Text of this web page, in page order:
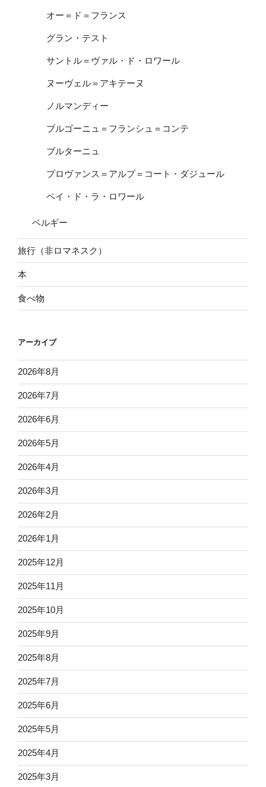
オー＝ド＝フランス
グラン・テスト
サントル＝ヴァル・ド・ロワール
ヌーヴェル＝アキテーヌ
ノルマンディー
ブルゴーニュ＝フランシュ＝コンテ
ブルターニュ
プロヴァンス＝アルプ＝コート・ダジュール
ペイ・ド・ラ・ロワール
ベルギー
旅行（非ロマネスク）
本
食べ物
アーカイブ
2026年8月
2026年7月
2026年6月
2026年5月
2026年4月
2026年3月
2026年2月
2026年1月
2025年12月
2025年11月
2025年10月
2025年9月
2025年8月
2025年7月
2025年6月
2025年5月
2025年4月
2025年3月